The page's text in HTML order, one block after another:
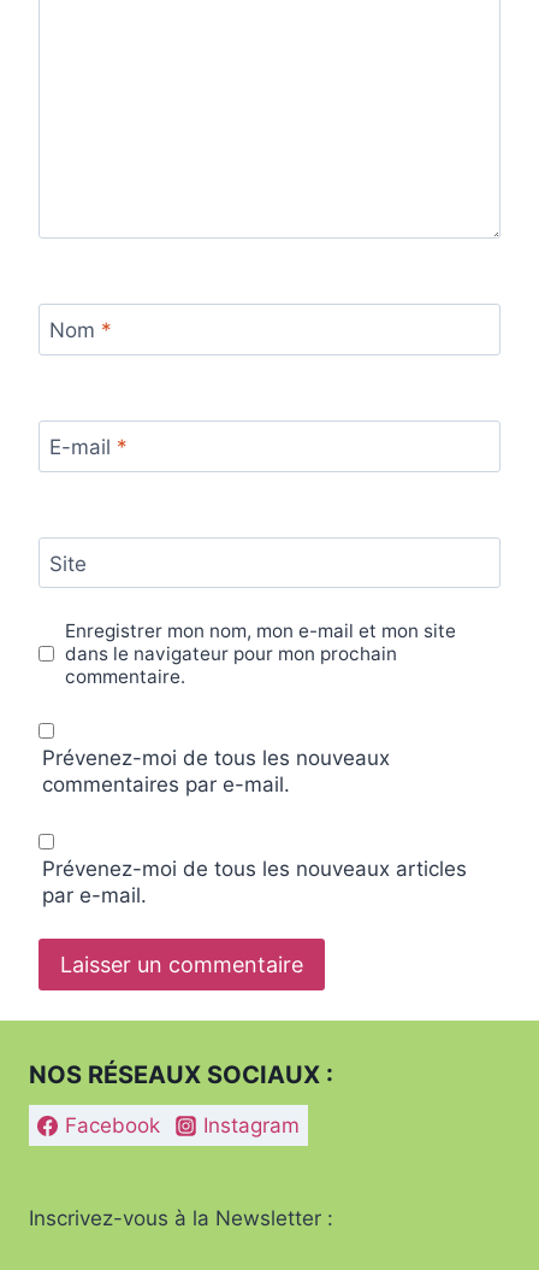
Nom *
E-mail *
Site
Enregistrer mon nom, mon e-mail et mon site
dans le navigateur pour mon prochain
commentaire.
Prévenez-moi de tous les nouveaux
commentaires par e-mail.
Prévenez-moi de tous les nouveaux articles
par e-mail.
NOS RÉSEAUX SOCIAUX :
Facebook Instagram
Inscrivez-vous à la Newsletter :